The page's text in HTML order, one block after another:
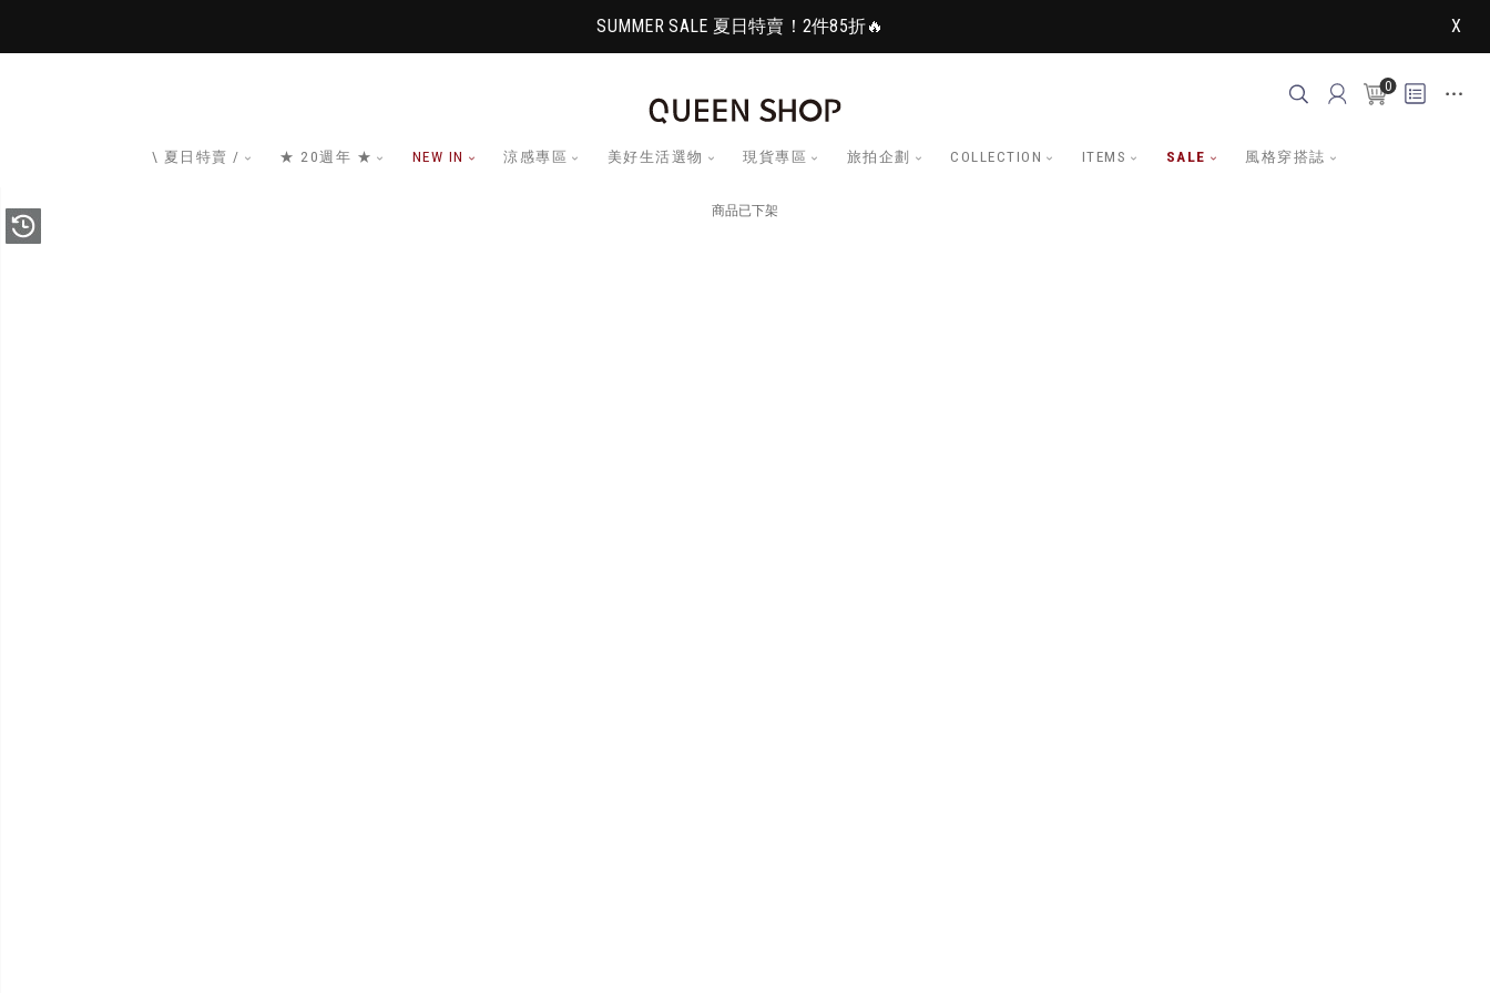
SUMMER SALE 夏日特賣！2件85折🔥 X
0
\ 夏日特賣 / ★ 20週年 ★ NEW IN 涼感專區 美好生活選物 現貨專區 旅拍企劃 COLLECTION ITEMS SALE 風格穿搭誌
商品已下架